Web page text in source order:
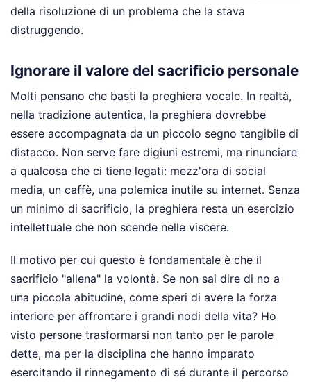
della risoluzione di un problema che la stava
distruggendo.
Ignorare il valore del sacrificio personale
Molti pensano che basti la preghiera vocale. In realtà,
nella tradizione autentica, la preghiera dovrebbe
essere accompagnata da un piccolo segno tangibile di
distacco. Non serve fare digiuni estremi, ma rinunciare
a qualcosa che ci tiene legati: mezz'ora di social
media, un caffè, una polemica inutile su internet. Senza
un minimo di sacrificio, la preghiera resta un esercizio
intellettuale che non scende nelle viscere.
Il motivo per cui questo è fondamentale è che il
sacrificio "allena" la volontà. Se non sai dire di no a
una piccola abitudine, come speri di avere la forza
interiore per affrontare i grandi nodi della vita? Ho
visto persone trasformarsi non tanto per le parole
dette, ma per la disciplina che hanno imparato
esercitando il rinnegamento di sé durante il percorso